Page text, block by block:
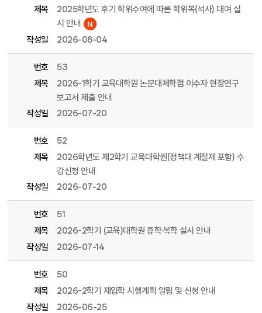
제목
2025학년도 후기 학위수여에 따른 학위복(석사) 대여 실
시 안내
작성일
2026-08-04
번호
53
제목
2026-1학기 교육대학원 논문대체학점 이수자 현장연구
보고서 제출 안내
작성일
2026-07-20
번호
52
제목
2026학년도 제2학기 교육대학원(정책대 계절제 포함) 수
강신청 안내
작성일
2026-07-20
번호
51
제목
2026-2학기 (교육)대학원 휴학·복학 실시 안내
작성일
2026-07-14
번호
50
제목
2026-2학기 재입학 시행계획 알림 및 신청 안내
작성일
2026-06-25